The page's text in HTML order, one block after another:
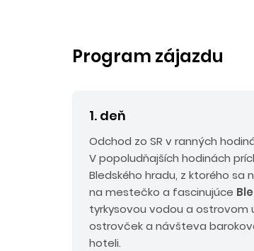
Program zájazdu
1. deň
Odchod zo SR v ranných
V popoludňajších hodinách
Bledského hradu, z ktorého
na mestečko a fascinujúce
tyrkysovou vodou a ostrovom
ostrovček a návšteva
hoteli.